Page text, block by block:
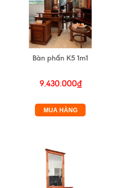
Bàn phấn K5 1m1
9.430.000₫
MUA HÀNG